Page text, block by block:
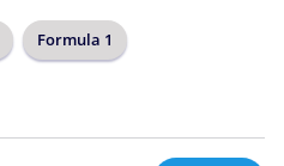
Formula 1